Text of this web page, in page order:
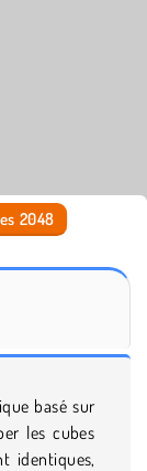
2048
basé sur
les cubes
identiques,